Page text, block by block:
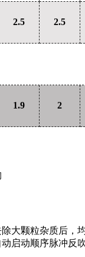
2.5 2.5
1.9 2
大颗粒杂质后，
启动顺序脉冲反